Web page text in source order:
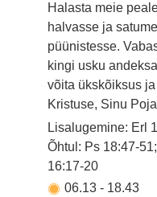
Halasta meie
halvasse ja
püünistesse.
kingi usku
võita ükskõiksus
Kristuse, Sinu
Lisalugemine: Erl
Õhtul: Ps 18:47-
16:17-20
06.13- 18.43